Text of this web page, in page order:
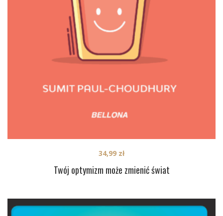
Twój optymizm może zmienić świat
34,99 zł